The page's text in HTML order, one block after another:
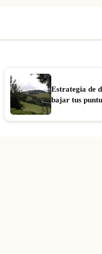
Estrategia de
bajar tus